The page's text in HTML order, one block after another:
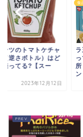
ンツのトマトケチャ
（逆さボトル）はど
売ってる?【スー
2023年12月12日
食